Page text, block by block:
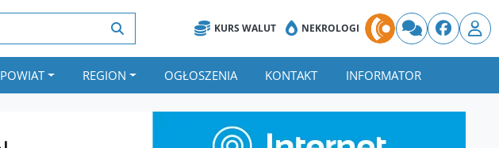
KURS WALUT NEKROLOGI
POWIAT REGION OGŁOSZENIA KONTAKT INFORMATOR